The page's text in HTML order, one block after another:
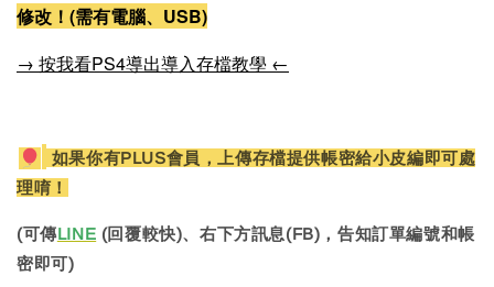
修改！(需有電腦、USB)
→ 按我看PS4導出導入存檔教學 ←
如果你有PLUS會員，上傳存檔提供帳密給小皮編即可處
理唷！
(可傳LINE (回覆較快)、右下方訊息(FB)，告知訂單編號和帳
密即可)